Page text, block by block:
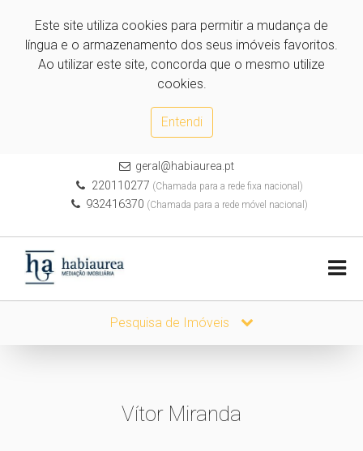
Este site utiliza cookies para permitir a mudança de
língua e o armazenamento dos seus imóveis favoritos.
Ao utilizar este site, concorda que o mesmo utilize
cookies.
Entendi
geral@habiaurea.pt
220110277 (Chamada para a rede fixa nacional)
932416370 (Chamada para a rede móvel nacional)
Pesquisa de Imóveis
Vítor Miranda